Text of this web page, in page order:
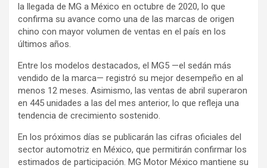
la llegada de MG a México en octubre de 2020, lo que
confirma su avance como una de las marcas de origen
chino con mayor volumen de ventas en el país en los
últimos años.
Entre los modelos destacados, el MG5 —el sedán más
vendido de la marca— registró su mejor desempeño en al
menos 12 meses. Asimismo, las ventas de abril superaron
en 445 unidades a las del mes anterior, lo que refleja una
tendencia de crecimiento sostenido.
En los próximos días se publicarán las cifras oficiales del
sector automotriz en México, que permitirán confirmar los
estimados de participación. MG Motor México mantiene su